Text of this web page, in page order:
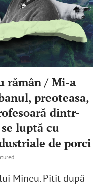
rămân / Mi-a
preoteasa,
dintr-
luptă cu
de porci
Mineu. Pitit după